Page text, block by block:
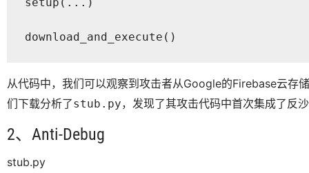
download_and_execute()
从代码中，我们可以观察到攻击者从Google的Firebase云存
们下载分析了stub.py，发现了其攻击代码中首次集成了反
2、Anti-Debug
stub.py